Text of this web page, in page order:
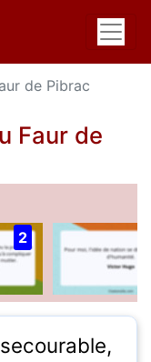
de Pibrac
Faur de
2